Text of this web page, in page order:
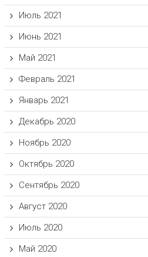
Июль 2021
Июнь 2021
Май 2021
Февраль 2021
Январь 2021
Декабрь 2020
Ноябрь 2020
Октябрь 2020
Сентябрь 2020
Август 2020
Июль 2020
Май 2020